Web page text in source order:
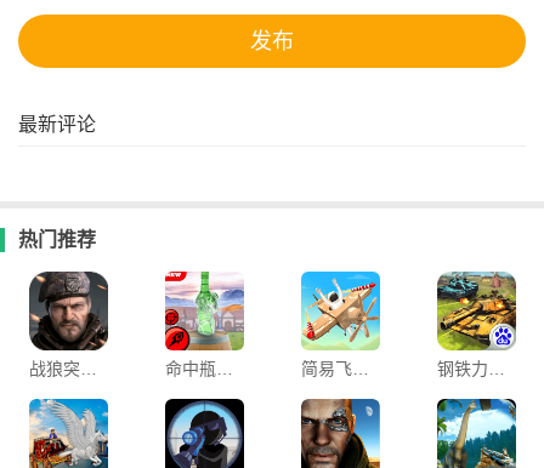
最新评论
热门推荐
战狼突击最新版 命中瓶射击官方版 简易飞机游戏